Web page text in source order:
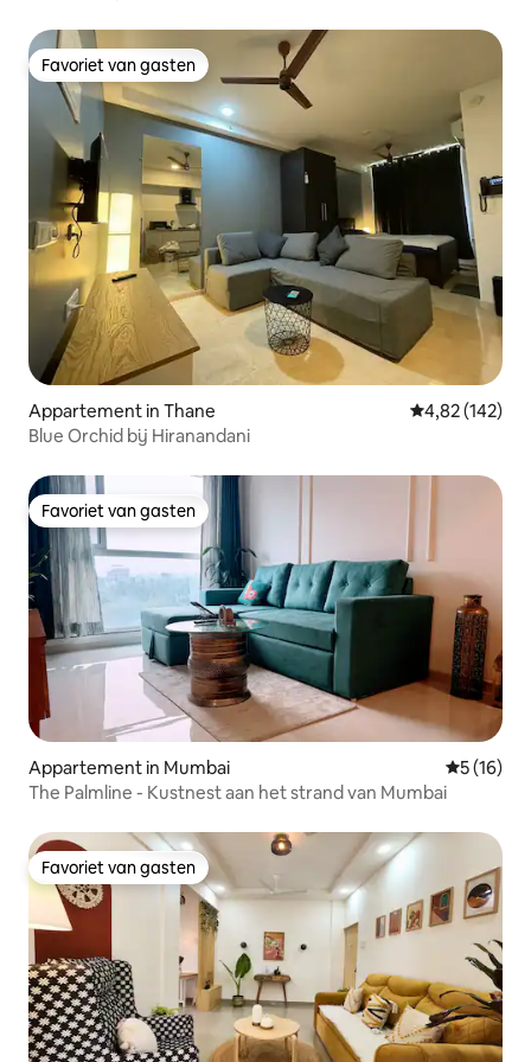
Favoriet van gasten
Favoriet van gasten
Appartement in Thane Gemiddelde
4,82 (142)
Blue Orchid bij Hiranandani
Favoriet van gasten
Favoriet van gasten
Appartement in Mumbai
5 (16)
The Palmline - Kustnest aan het strand van Mumbai
Favoriet van gasten
Favoriet van gasten